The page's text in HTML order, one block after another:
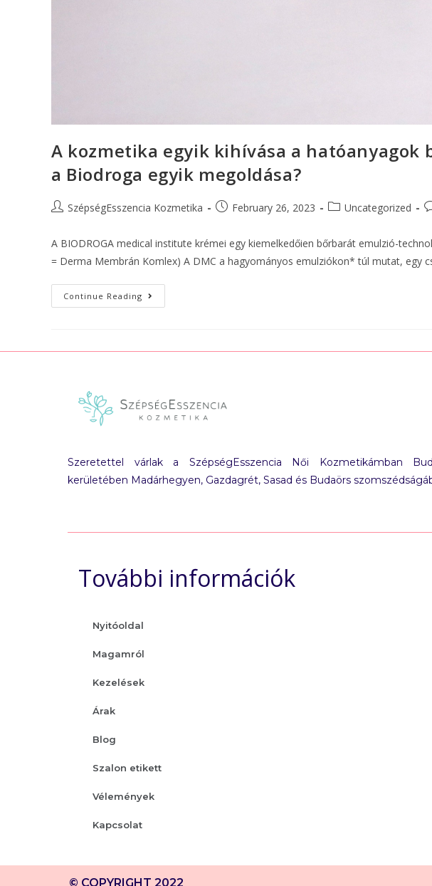
A kozmetika egyik kihívása a hatóanyagok
a Biodroga egyik megoldása?
SzépségEsszencia Kozmetika February 26, 2023 Uncategorized
A BIODROGA medical institute krémei egy kiemelkedőien bőrbarát emulzió-
= Derma Membrán Komlex) A DMC a hagyományos emulziókon* túl mutat, egy
Continue Reading
Szeretettel várlak a SzépségEsszencia Női Kozmetikámban
kerületében Madárhegyen, Gazdagrét, Sasad és Budaörs
További információk
Nyitóoldal
Magamról
Kezelések
Árak
Blog
Szalon etikett
Vélemények
Kapcsolat
© COPYRIGHT 2022